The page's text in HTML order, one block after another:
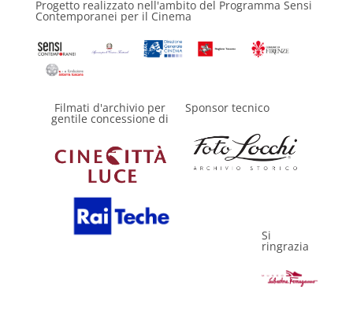
Progetto realizzato nell'ambito del Programma Sensi
Contemporanei per il Cinema
Filmati d'archivio per
gentile concessione di
Sponsor tecnico
Si
ringrazia